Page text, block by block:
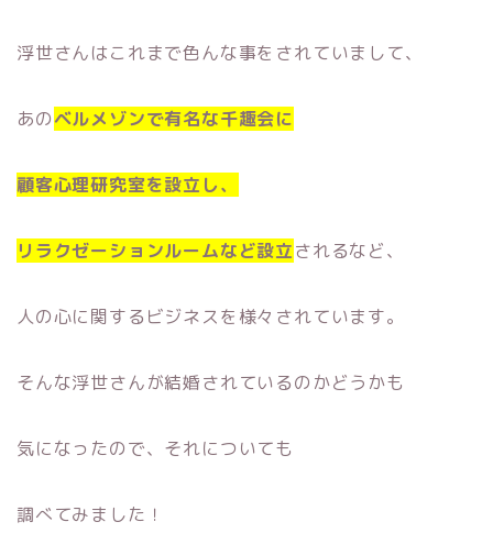
浮世さんはこれまで色んな事をされていまして、
あのベルメゾンで有名な千趣会に
顧客心理研究室を設立し、
リラクゼーションルームなど設立されるなど、
人の心に関するビジネスを様々されています。
そんな浮世さんが結婚されているのかどうかも
気になったので、それについても
調べてみました！